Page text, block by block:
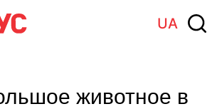
UA
животное в